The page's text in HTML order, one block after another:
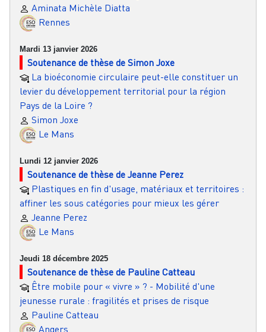
Aminata Michèle Diatta
Rennes
Mardi 13 janvier 2026
Soutenance de thèse de Simon Joxe
La bioéconomie circulaire peut-elle constituer un
levier du développement territorial pour la région
Pays de la Loire ?
Simon Joxe
Le Mans
Lundi 12 janvier 2026
Soutenance de thèse de Jeanne Perez
Plastiques en fin d'usage, matériaux et territoires :
affiner les sous catégories pour mieux les gérer
Jeanne Perez
Le Mans
Jeudi 18 décembre 2025
Soutenance de thèse de Pauline Catteau
Être mobile pour « vivre » ? - Mobilité d'une
jeunesse rurale : fragilités et prises de risque
Pauline Catteau
Angers